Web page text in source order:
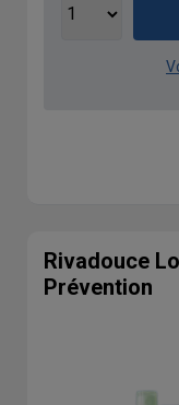
Rivadouce
Prévention